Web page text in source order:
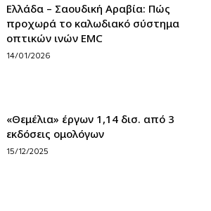
Ελλάδα – Σαουδική Αραβία: Πώς
προχωρά το καλωδιακό σύστημα
οπτικών ινών EMC
14/01/2026
«Θεμέλια» έργων 1,14 δισ. από 3
εκδόσεις ομολόγων
15/12/2025